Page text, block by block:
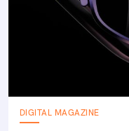
DIGITAL MAGAZINE